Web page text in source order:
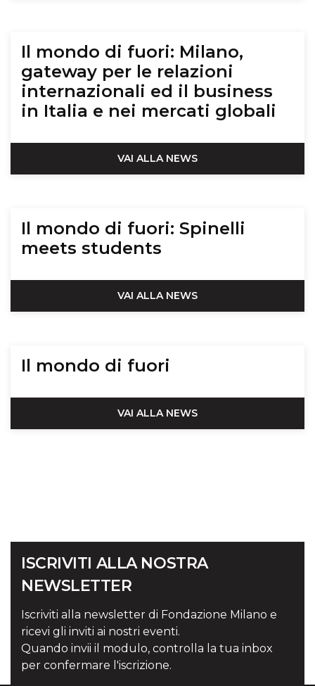
Il mondo di fuori: Milano,
gateway per le relazioni
internazionali ed il business
in Italia e nei mercati globali
VAI ALLA NEWS
Il mondo di fuori: Spinelli
meets students
VAI ALLA NEWS
Il mondo di fuori
VAI ALLA NEWS
ISCRIVITI ALLA NOSTRA
NEWSLETTER
Iscriviti alla newsletter di Fondazione Milano e
ricevi gli inviti ai nostri eventi.
Quando invii il modulo, controlla la tua inbox
per confermare l'iscrizione.